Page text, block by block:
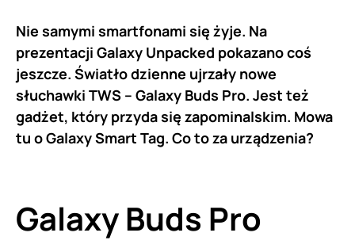
Nie samymi smartfonami się żyje. Na
prezentacji Galaxy Unpacked pokazano coś
jeszcze. Światło dzienne ujrzały nowe
słuchawki TWS – Galaxy Buds Pro. Jest też
gadżet, który przyda się zapominalskim. Mowa
tu o Galaxy Smart Tag. Co to za urządzenia?
Galaxy Buds Pro